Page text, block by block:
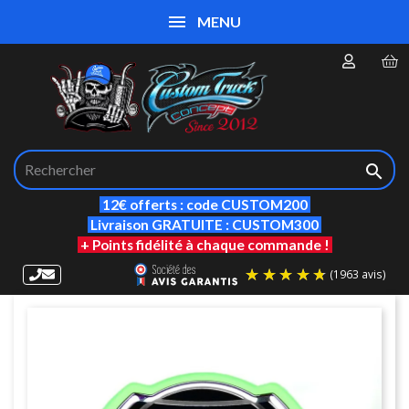

12€ offerts : code CUSTOM200
Livraison GRATUITE : CUSTOM300
+ Points fidélité à chaque commande !
MENU